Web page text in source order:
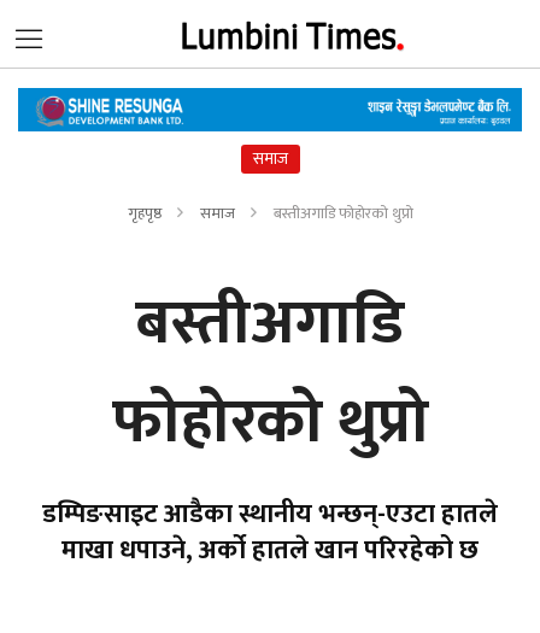
समाज
गृहपृष्ठ समाज बस्तीअगाडि फोहोरको थुप्रो
बस्तीअगाडि
फोहोरको थुप्रो
डम्पिङसाइट आडैका स्थानीय भन्छन्-एउटा हातले
माखा धपाउने, अर्को हातले खान परिरहेको छ